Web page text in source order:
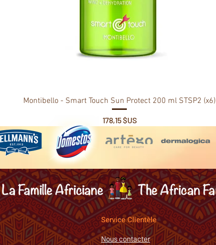
Montibello - Smart Touch Sun Protect 200 ml STSP2 (x6)
Prix
178,15 $US
Service Clientèle
Nous contacter